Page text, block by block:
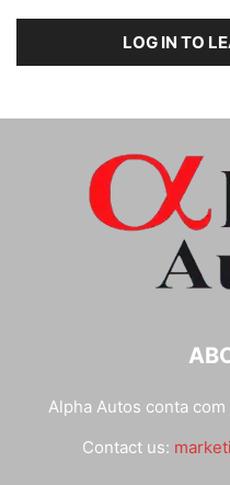
LOG IN TO
Alpha Autos conta com
Contact us: